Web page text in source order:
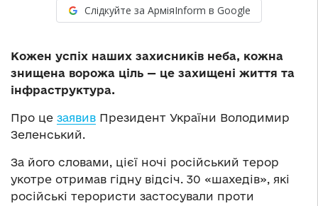
Слідкуйте за АрміяInform в Google
Кожен успіх наших захисників неба, кожна
знищена ворожа ціль — це захищені життя та
інфраструктура.
Про це заявив Президент України Володимир
Зеленський.
За його словами, цієї ночі російський терор
укотре отримав гідну відсіч. 30 «шахедів», які
російські терористи застосували проти